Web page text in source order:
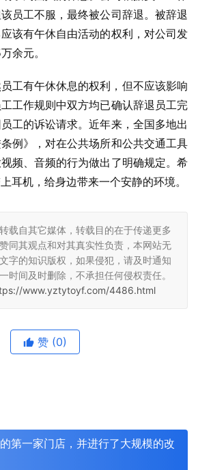
员工不服，最终被公司辞退。被辞退
该有午休自由活动的权利，对公司发
余元。
工有午休休息的权利，但不应该影响
工作规则中双方均已确认辞退员工完
工的诉讼请求。近年来，全国多地出
例》，对在公共场所和公共交通工具
频、音频的行为做出了明确规定。希
耳机，给身边带来一个安静的环境。
载自其它媒体，转载目的在于传递更多
同其观点和对其真实性负责，本网站无
字的知识版权，如果侵犯，请及时通知
时间及时删除，不承担任何侵权责任。
www.yztytoyf.com/4486.html
赞 (0)
第一家门店，并进行了大规模的改